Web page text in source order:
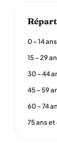
0 – 14 ans
15 – 29
30 – 44
45 – 59
60 – 74
75 ans et